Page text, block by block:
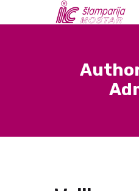
Grafičko, izdavačko